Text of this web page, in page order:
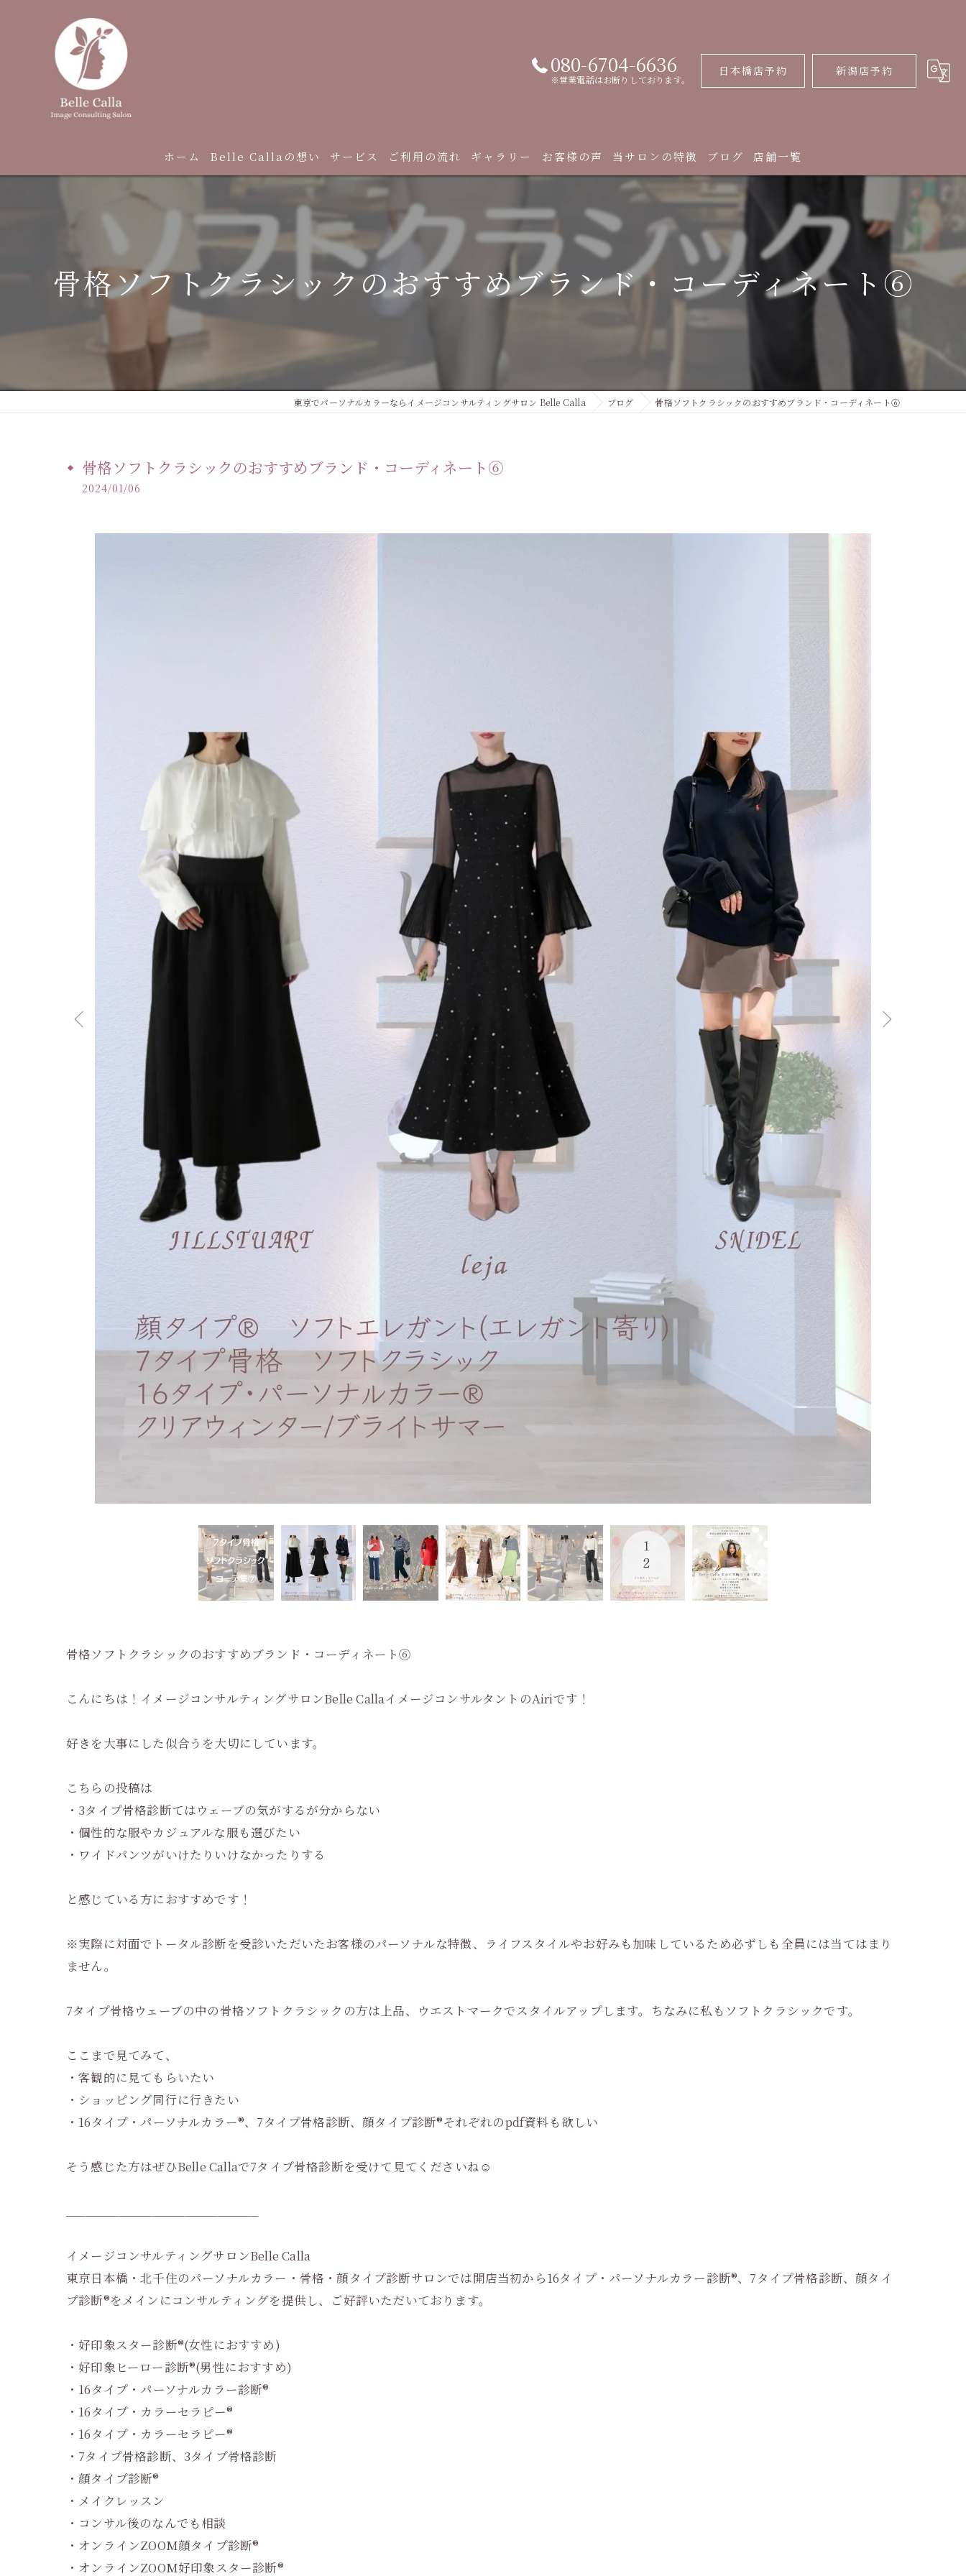
080-6704-6636
※営業電話はお断りしております。
日本橋店予約 新潟店予約
ホーム Belle Callaの想い サービス ご利用の流れ ギャラリー お客様の声 当サロンの特徴
顔タイプ
骨格診断
メイクレッスン
ブログ 店舗一覧
骨格ソフトクラシックのおすすめブランド・コーディネート⑥
東京でパーソナルカラーならイメージコンサルティングサロン Belle Calla ブログ 骨格ソフトクラシックのおすすめブランド・コーディネート⑥
骨格ソフトクラシックのおすすめブランド・コーディネート⑥
2024/01/06
骨格ソフトクラシックのおすすめブランド・コーディネート⑥
こんにちは！イメージコンサルティングサロンBelle CallaイメージコンサルタントのAiriです！
好きを大事にした似合うを大切にしています。
こちらの投稿は
・3タイプ骨格診断てはウェーブの気がするが分からない
・個性的な服やカジュアルな服も選びたい
・ワイドパンツがいけたりいけなかったりする
と感じている方におすすめです！
※実際に対面でトータル診断を受診いただいたお客様のパーソナルな特徴、ライフスタイルやお好みも加味しているため必ずしも全員には当てはまり
ません。
7タイプ骨格ウェーブの中の骨格ソフトクラシックの方は上品、ウエストマークでスタイルアップします。ちなみに私もソフトクラシックです。
ここまで見てみて、
・客観的に見てもらいたい
・ショッピング同行に行きたい
・16タイプ・パーソナルカラー®︎、7タイプ骨格診断、顔タイプ診断®︎それぞれのpdf資料も欲しい
そう感じた方はぜひBelle Callaで7タイプ骨格診断を受けて見てくださいね☺️
イメージコンサルティングサロンBelle Calla
東京日本橋・北千住のパーソナルカラー・骨格・顔タイプ診断サロンでは開店当初から16タイプ・パーソナルカラー診断®︎、7タイプ骨格診断、顔タイ
プ診断®︎をメインにコンサルティングを提供し、ご好評いただいております。
・好印象スター診断®︎(女性におすすめ)
・好印象ヒーロー診断®︎(男性におすすめ)
・16タイプ・パーソナルカラー診断®︎
・16タイプ・カラーセラピー®︎
・16タイプ・カラーセラピー®︎
・7タイプ骨格診断、3タイプ骨格診断
・顔タイプ診断®︎
・メイクレッスン
・コンサル後のなんでも相談
・オンラインZOOM顔タイプ診断®︎
・オンラインZOOM好印象スター診断®︎